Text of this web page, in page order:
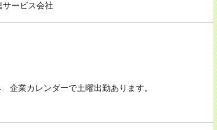
サービス会社
業カレンダーで土曜出勤あります。